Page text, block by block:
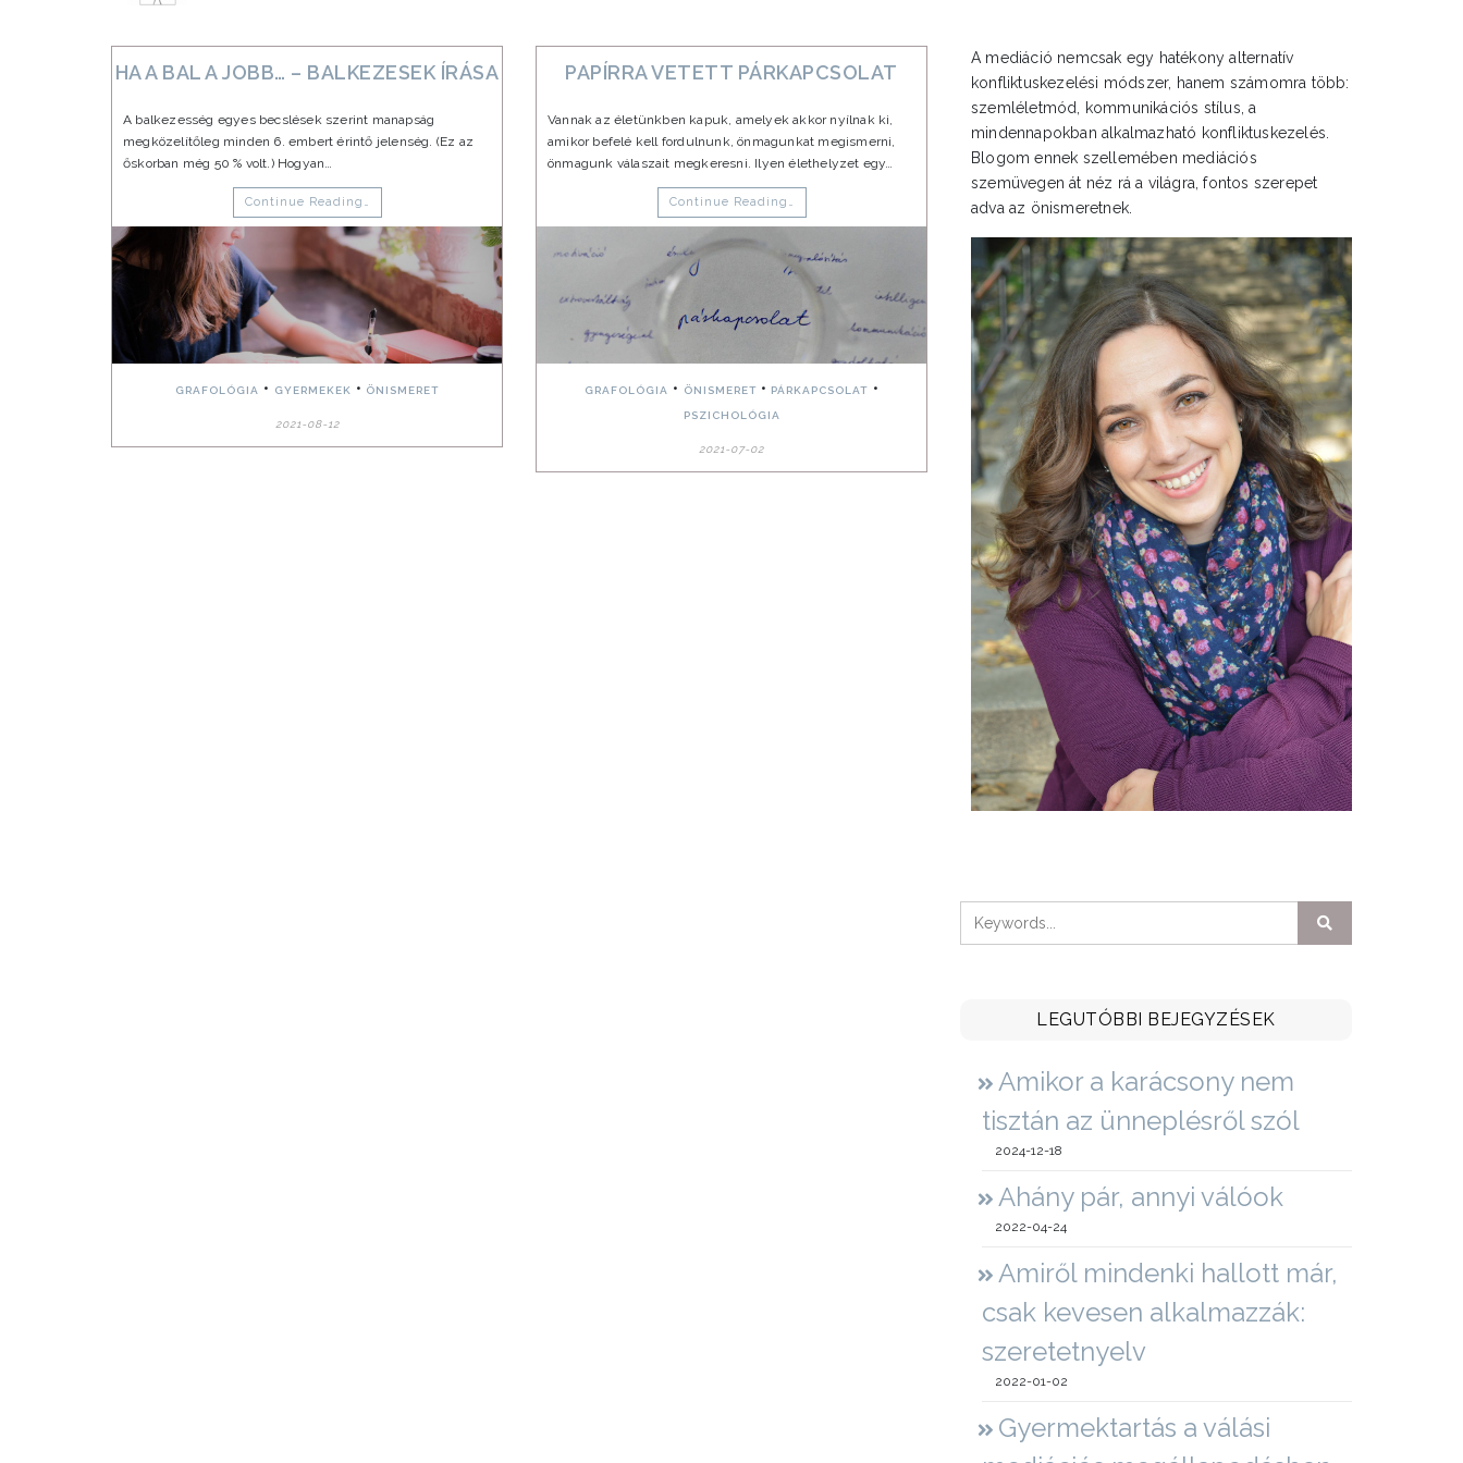
HA A BAL A JOBB… – BALKEZESEK ÍRÁSA
A balkezesség egyes becslések szerint manapság
megközelítőleg minden 6. embert érintő jelenség. (Ez az
őskorban még 50 % volt.) Hogyan…
Continue Reading…
GRAFOLÓGIA • GYERMEKEK • ÖNISMERET
2021-08-12
PAPÍRRA VETETT PÁRKAPCSOLAT
Vannak az életünkben kapuk, amelyek akkor nyílnak ki,
amikor befelé kell fordulnunk, önmagunkat megismerni,
önmagunk válaszait megkeresni. Ilyen élethelyzet egy…
Continue Reading…
GRAFOLÓGIA • ÖNISMERET• PÁRKAPCSOLAT •
PSZICHOLÓGIA
2021-07-02
A mediáció nemcsak egy hatékony alternatív
konfliktuskezelési módszer, hanem számomra több:
szemléletmód, kommunikációs stílus, a
mindennapokban alkalmazható konfliktuskezelés.
Blogom ennek szellemében mediációs
szemüvegen át néz rá a világra, fontos szerepet
adva az önismeretnek.
LEGUTÓBBI BEJEGYZÉSEK
Amikor a karácsony nem
tisztán az ünneplésről szól
2024-12-18
Ahány pár, annyi válóok
2022-04-24
Amiről mindenki hallott már,
csak kevesen alkalmazzák:
szeretetnyelv
2022-01-02
Gyermektartás a válási